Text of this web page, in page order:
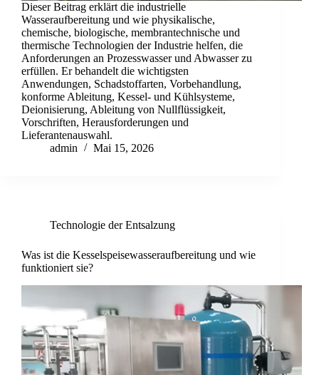
Dieser Beitrag erklärt die industrielle
Wasseraufbereitung und wie physikalische,
chemische, biologische, membrantechnische und
thermische Technologien der Industrie helfen, die
Anforderungen an Prozesswasser und Abwasser zu
erfüllen. Er behandelt die wichtigsten
Anwendungen, Schadstoffarten, Vorbehandlung,
konforme Ableitung, Kessel- und Kühlsysteme,
Deionisierung, Ableitung von Nullflüssigkeit,
Vorschriften, Herausforderungen und
Lieferantenauswahl.
admin
Mai 15, 2026
Technologie der Entsalzung
Was ist die Kesselspeisewasseraufbereitung und wie
funktioniert sie?